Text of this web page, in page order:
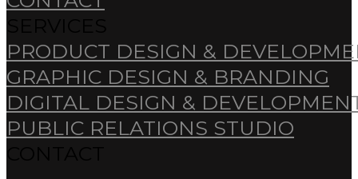
PRODUCT DESIGN &
GRAPHIC DESIGN & BRANDING
DIGITAL DESIGN &
PUBLIC RELATIONS STUDIO